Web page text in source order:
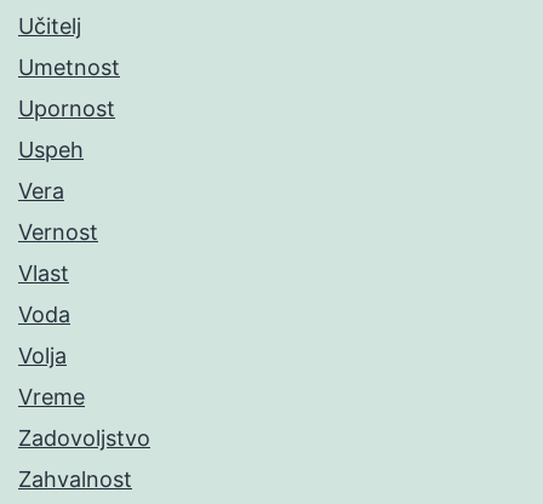
Učitelj
Umetnost
Upornost
Uspeh
Vera
Vernost
Vlast
Voda
Volja
Vreme
Zadovoljstvo
Zahvalnost